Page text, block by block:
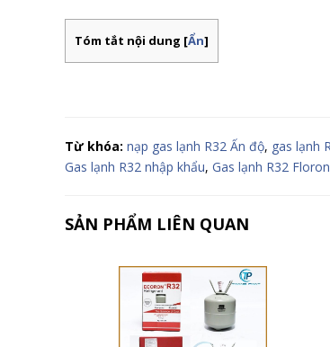
Tóm tắt nội dung [Ẩn]
Từ khóa: nạp gas lạnh R32 Ấn độ, gas lạnh
Gas lạnh R32 nhập khẩu, Gas lạnh R32 Floron
SẢN PHẨM LIÊN QUAN